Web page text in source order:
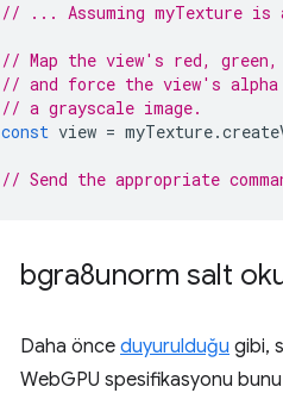
// ... Assuming myTexture is
// Map the view's red, green,
// and force the view's alpha
// a grayscale image.
const view = myTexture.
// Send the appropriate
bgra8unorm salt
Daha önce duyurulduğu gibi,
WebGPU spesifikasyonu bunu